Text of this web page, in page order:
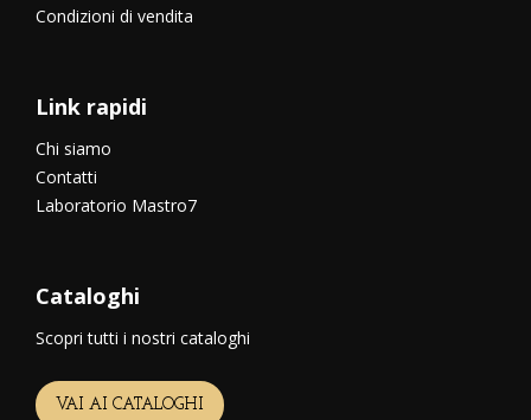
Condizioni di vendita
Link rapidi
Chi siamo
Contatti
Laboratorio Mastro7
Cataloghi
Scopri tutti i nostri cataloghi
VAI AI CATALOGHI